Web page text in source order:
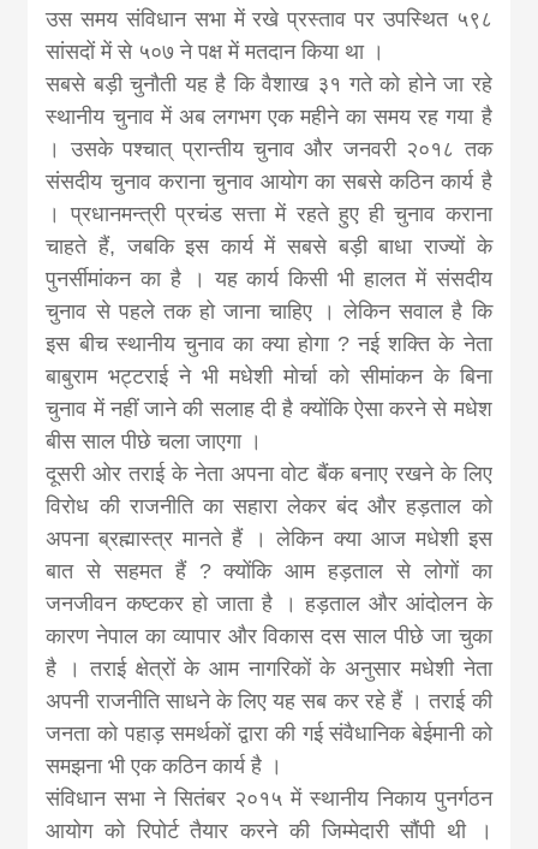
उस समय संविधान सभा में रखे प्रस्ताव पर उपस्थित ५९८
सांसदों में से ५०७ ने पक्ष में मतदान किया था ।
सबसे बड़ी चुनौती यह है कि वैशाख ३१ गते को होने जा रहे
स्थानीय चुनाव में अब लगभग एक महीने का समय रह गया है
। उसके पश्चात् प्रान्तीय चुनाव और जनवरी २०१८ तक
संसदीय चुनाव कराना चुनाव आयोग का सबसे कठिन कार्य है
। प्रधानमन्त्री प्रचंड सत्ता में रहते हुए ही चुनाव कराना
चाहते हैं, जबकि इस कार्य में सबसे बड़ी बाधा राज्यों के
पुनर्सीमांकन का है । यह कार्य किसी भी हालत में संसदीय
चुनाव से पहले तक हो जाना चाहिए । लेकिन सवाल है कि
इस बीच स्थानीय चुनाव का क्या होगा ? नई शक्ति के नेता
बाबुराम भट्टराई ने भी मधेशी मोर्चा को सीमांकन के बिना
चुनाव में नहीं जाने की सलाह दी है क्योंकि ऐसा करने से मधेश
बीस साल पीछे चला जाएगा ।
दूसरी ओर तराई के नेता अपना वोट बैंक बनाए रखने के लिए
विरोध की राजनीति का सहारा लेकर बंद और हड़ताल को
अपना ब्रह्मास्त्र मानते हैं । लेकिन क्या आज मधेशी इस
बात से सहमत हैं ? क्योंकि आम हड़ताल से लोगों का
जनजीवन कष्टकर हो जाता है । हड़ताल और आंदोलन के
कारण नेपाल का व्यापार और विकास दस साल पीछे जा चुका
है । तराई क्षेत्रों के आम नागरिकों के अनुसार मधेशी नेता
अपनी राजनीति साधने के लिए यह सब कर रहे हैं । तराई की
जनता को पहाड़ समर्थकों द्वारा की गई संवैधानिक बेईमानी को
समझना भी एक कठिन कार्य है ।
संविधान सभा ने सितंबर २०१५ में स्थानीय निकाय पुनर्गठन
आयोग को रिपोर्ट तैयार करने की जिम्मेदारी सौंपी थी ।